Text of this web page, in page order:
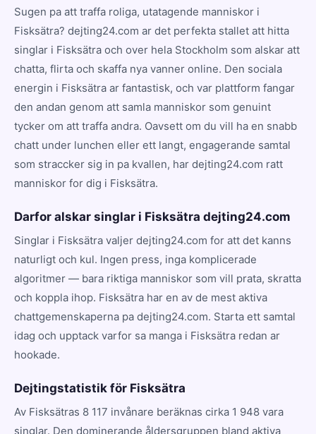
Sugen pa att traffa roliga, utatagende manniskor i
Fisksätra? dejting24.com ar det perfekta stallet att hitta
singlar i Fisksätra och over hela Stockholm som alskar att
chatta, flirta och skaffa nya vanner online. Den sociala
energin i Fisksätra ar fantastisk, och var plattform fangar
den andan genom att samla manniskor som genuint
tycker om att traffa andra. Oavsett om du vill ha en snabb
chatt under lunchen eller ett langt, engagerande samtal
som straccker sig in pa kvallen, har dejting24.com ratt
manniskor for dig i Fisksätra.
Darfor alskar singlar i Fisksätra dejting24.com
Singlar i Fisksätra valjer dejting24.com for att det kanns
naturligt och kul. Ingen press, inga komplicerade
algoritmer — bara riktiga manniskor som vill prata, skratta
och koppla ihop. Fisksätra har en av de mest aktiva
chattgemenskaperna pa dejting24.com. Starta ett samtal
idag och upptack varfor sa manga i Fisksätra redan ar
hookade.
Dejtingstatistik för Fisksätra
Av Fisksätras 8 117 invånare beräknas cirka 1 948 vara
singlar. Den dominerande åldersgruppen bland aktiva